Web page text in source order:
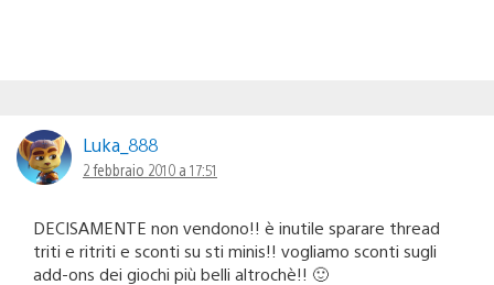
Luka_888
2 febbraio 2010 a 17:51
DECISAMENTE non vendono!! è inutile sparare thread
triti e ritriti e sconti su sti minis!! vogliamo sconti sugli
add-ons dei giochi più belli altrochè!! 🙂